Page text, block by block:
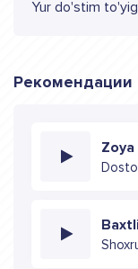
Yur do'stim
Рекомендации
Zoya